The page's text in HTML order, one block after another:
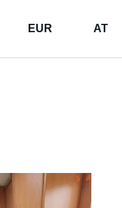
EUR AT